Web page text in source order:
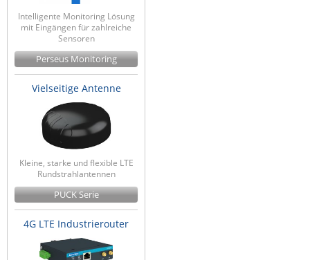
Intelligente Monitoring Lösung
mit Eingängen für zahlreiche
Sensoren
Perseus Monitoring
Vielseitige Antenne
Kleine, starke und flexible LTE
Rundstrahlantennen
PUCK Serie
4G LTE Industrierouter